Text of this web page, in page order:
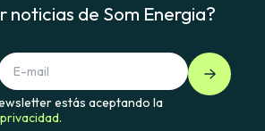
noticias de Som Energia?
estás aceptando la